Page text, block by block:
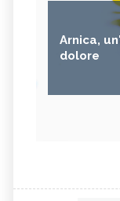
Arnica,
dolore